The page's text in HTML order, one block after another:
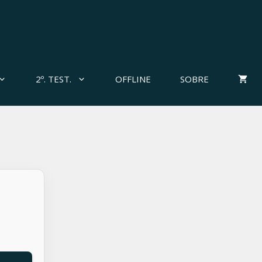
2º. TEST. OFFLINE SOBRE